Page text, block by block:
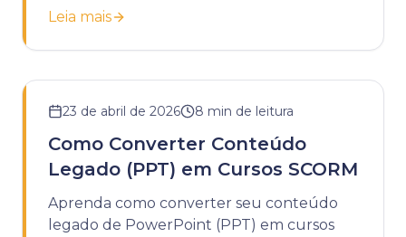
estratégico.
Leia mais
23 de abril de 2026 8 min de leitura
Como Converter Conteúdo
Legado (PPT) em Cursos SCORM
Aprenda como converter seu conteúdo
legado de PowerPoint (PPT) em cursos